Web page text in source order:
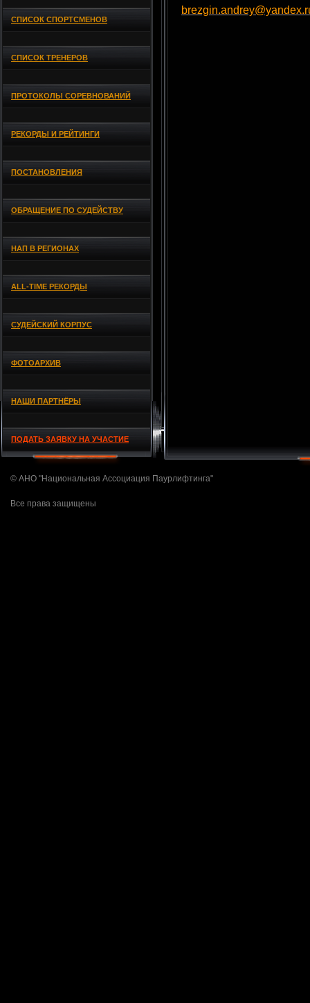
СПИСОК СПОРТСМЕНОВ
СПИСОК ТРЕНЕРОВ
ПРОТОКОЛЫ СОРЕВНОВАНИЙ
РЕКОРДЫ И РЕЙТИНГИ
ПОСТАНОВЛЕНИЯ
ОБРАЩЕНИЕ ПО СУДЕЙСТВУ
НАП В РЕГИОНАХ
ALL-TIME РЕКОРДЫ
СУДЕЙСКИЙ КОРПУС
ФОТОАРХИВ
НАШИ ПАРТНЁРЫ
ПОДАТЬ ЗАЯВКУ НА УЧАСТИЕ
© АНО "Национальная Ассоциация Паурлифтинга"
Все права защищены